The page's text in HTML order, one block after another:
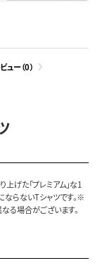
ュー（0）
げた「プレミアム」な1
ならないTシャツです。※
る場合がございます。